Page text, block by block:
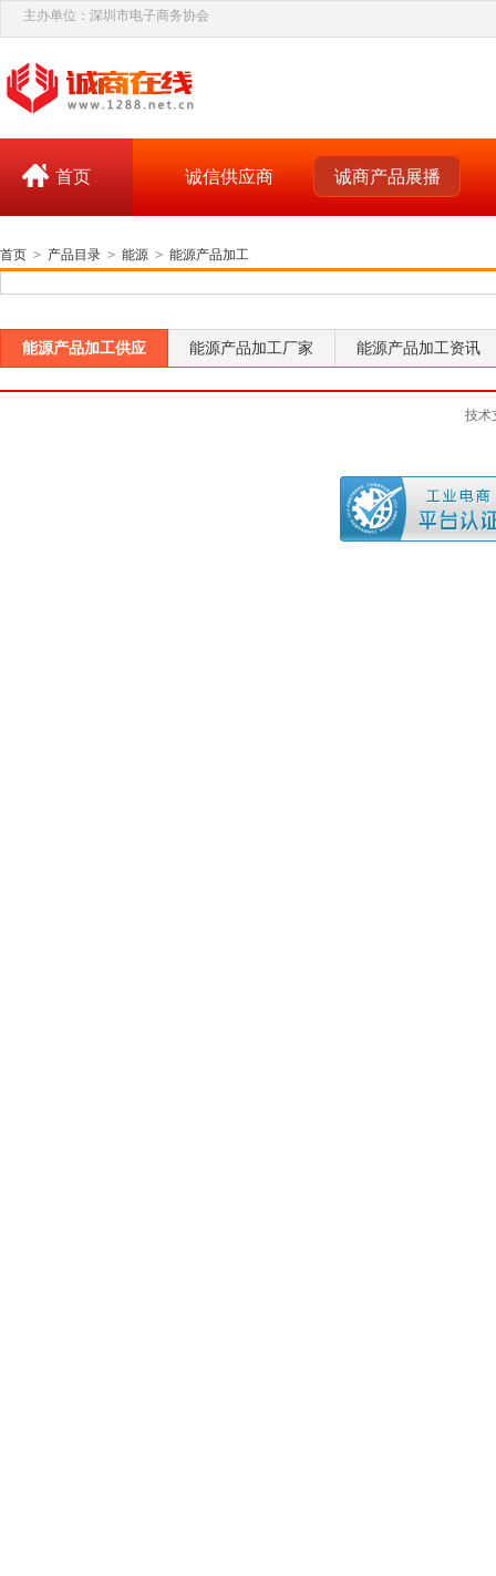
主办单位：深圳市电子商务协会
首页 诚信供应商 诚商产品展播
首页 > 产品目录 > 能源 > 能源产品加工
能源产品加工供应 能源产品加工厂家 能源产品加工资讯
技术